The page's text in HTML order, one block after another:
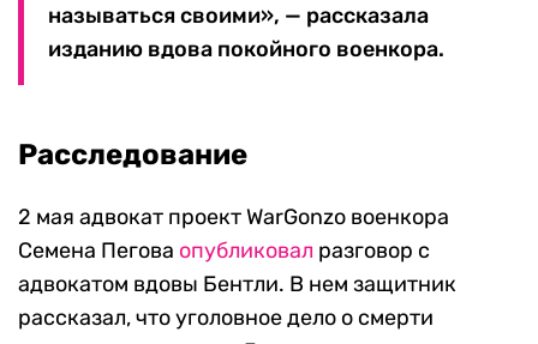
называться своими», — рассказала
изданию вдова покойного военкора.
Расследование
2 мая адвокат проект WarGonzo военкора
Семена Пегова опубликовал разговор с
адвокатом вдовы Бентли. В нем защитник
рассказал, что уголовное дело о смерти